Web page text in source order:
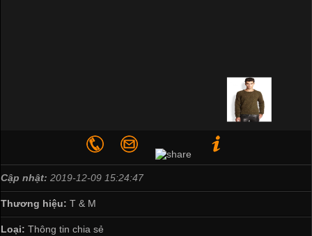
Cập nhật: 2019-12-09 15:24:47
Thương hiệu: T & M
Loại: Thông tin chia sẻ